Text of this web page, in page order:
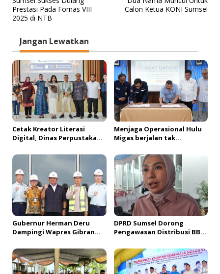
i
a
s
i
p
o
s
Prestasi Pada Fornas VIII
2025 di NTB
Calon Ketua KONI Sumsel
Jangan Lewatkan
Cetak Kreator Literasi
Digital, Dinas Perpustakaan
dengan Teknik Produksi
Menjaga Operasional Hulu
Migas berjalan tak
koridor hukum, SKK Migas
Sumbagsel Teken PKS
bersama Kejati Sumsel
Gubernur Herman Deru
Dampingi Wapres Gibran
Palembang, Tegaskan
Komitmen Percepat Proyek
Strategis Nasional
DPRD Sumsel Dorong
Pengawasan Distribusi BBM
Antrian Solar Terus Terjadi